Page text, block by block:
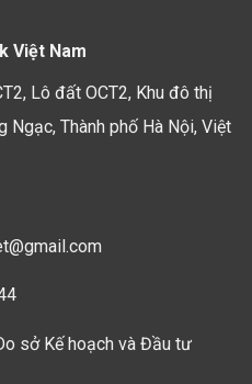
Việt Nam
Lô đất OCT2, Khu đô thị
Ngạc, Thành phố Hà Nội, Việt
sở Kế hoạch và Đầu tư